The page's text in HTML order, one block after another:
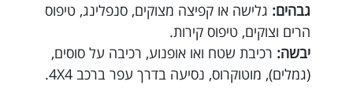
גבהים: גלישה או קפיצה מצוקים, סנפלינג, טיפוס
הרים וצוקים, טיפוס קירות.
יבשה: רכיבת שטח ואו אופנוע, רכיבה על סוסים,
(גמלים), מוטוקרוס, נסיעה בדרך עפר ברכב 4X4.